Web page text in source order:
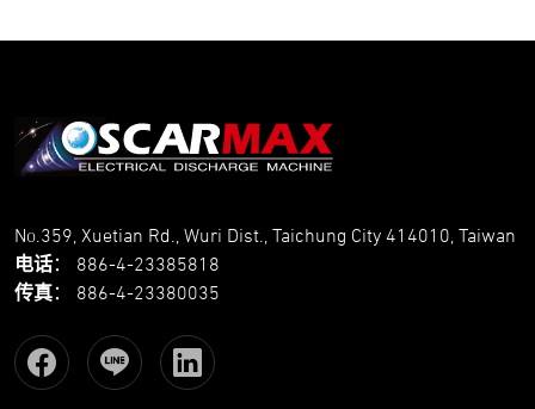
No.359, Xuetian Rd., Wuri Dist., Taichung City 414010, Taiwan
电话： 886-4-23385818
传真： 886-4-23380035